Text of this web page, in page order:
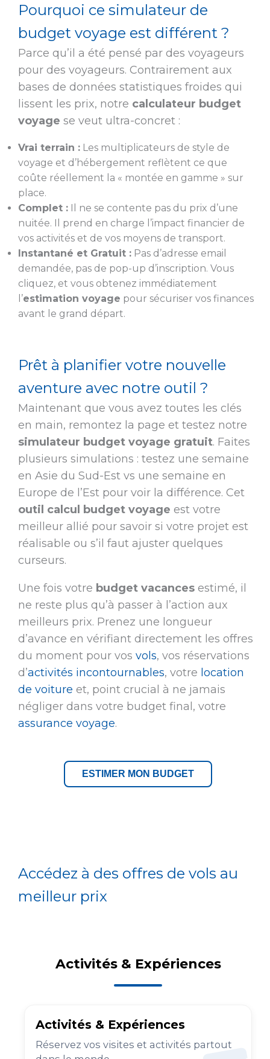
Pourquoi ce simulateur de
budget voyage est différent ?
Parce qu’il a été pensé par des voyageurs
pour des voyageurs. Contrairement aux
bases de données statistiques froides qui
lissent les prix, notre calculateur budget
voyage se veut ultra-concret :
Vrai terrain :Les multiplicateurs de style de
voyage et d’hébergement reflètent ce que
coûte réellement la « montée en gamme » sur
place.
Complet :Il ne se contente pas du prix d’une
nuitée. Il prend en charge l’impact financier de
vos activités et de vos moyens de transport.
Instantané et Gratuit :Pas d’adresse email
demandée, pas de pop-up d’inscription. Vous
cliquez, et vous obtenez immédiatement
l’estimation voyage pour sécuriser vos finances
avant le grand départ.
Prêt à planifier votre nouvelle
aventure avec notre outil ?
Maintenant que vous avez toutes les clés
en main, remontez la page et testez notre
simulateur budget voyage gratuit. Faites
plusieurs simulations : testez une semaine
en Asie du Sud-Est vs une semaine en
Europe de l’Est pour voir la différence. Cet
outil calcul budget voyage est votre
meilleur allié pour savoir si votre projet est
réalisable ou s’il faut ajuster quelques
curseurs.
Une fois votre budget vacancesestimé, il
ne reste plus qu’à passer à l’action aux
meilleurs prix. Prenez une longueur
d’avance en vérifiant directement les offres
du moment pour vos vols, vos réservations
d’activités incontournables, votre location
de voiture et, point crucial à ne jamais
négliger dans votre budget final, votre
assurance voyage.
ESTIMER MON BUDGET
Accédez à des offres de vols au
meilleur prix
Activités & Expériences
Activités & Expériences
Réservez vos visites et activités partout